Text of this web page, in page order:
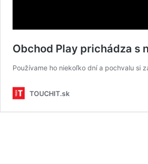
Obchod Play prichádza s
Používame ho niekoľko dní a pochvalu si
TOUCHIT.sk